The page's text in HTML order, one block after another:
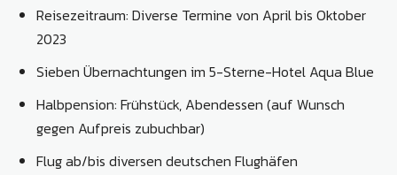
Reisezeitraum: Diverse Termine von April bis Oktober
2023
Sieben Übernachtungen im 5-Sterne-Hotel Aqua Blue
Halbpension: Frühstück, Abendessen (auf Wunsch
gegen Aufpreis zubuchbar)
Flug ab/bis diversen deutschen Flughäfen